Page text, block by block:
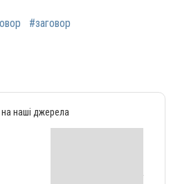
#заговор
на наші джерела